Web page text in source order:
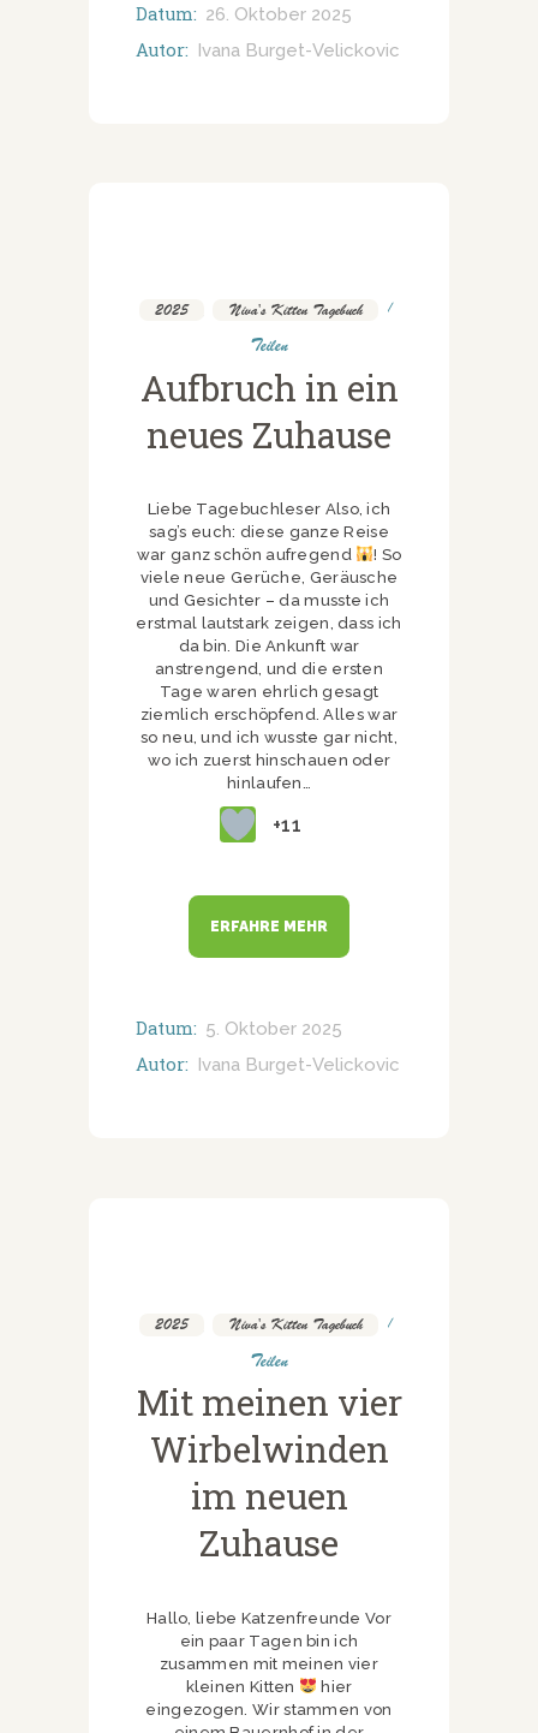
Datum: 26. Oktober 2025
Autor: Ivana Burget-Velickovic
2025 Niva's Kitten Tagebuch
Teilen
Aufbruch in ein
neues Zuhause
Liebe Tagebuchleser Also, ich
sag’s euch: diese ganze Reise
war ganz schön aufregend
! So
viele neue Gerüche, Geräusche
und Gesichter – da musste ich
erstmal lautstark zeigen, dass ich
da bin. Die Ankunft war
anstrengend, und die ersten
Tage waren ehrlich gesagt
ziemlich erschöpfend. Alles war
so neu, und ich wusste gar nicht,
wo ich zuerst hinschauen oder
hinlaufen…
+11
ERFAHRE MEHR
Datum: 5. Oktober 2025
Autor: Ivana Burget-Velickovic
2025 Niva's Kitten Tagebuch
Teilen
Mit meinen vier
Wirbelwinden
im neuen
Zuhause
Hallo, liebe Katzenfreunde Vor
ein paar Tagen bin ich
zusammen mit meinen vier
kleinen Kitten
hier
eingezogen. Wir stammen von